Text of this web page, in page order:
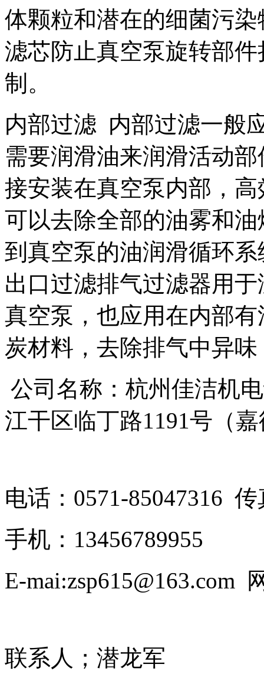
体颗粒和潜在的细菌污
滤芯防止真空泵旋转部
制。
内部过滤 内部过滤一般
需要润滑油来润滑活动
接安装在真空泵内部，
可以去除全部的油雾和
到真空泵的油润滑循环
出口过滤排气过滤器用
真空泵，也应用在内部
炭材料，去除排气中异
公司名称：杭州佳洁机
江干区临丁路1191号（
电话：0571-85047316 传
手机：13456789955
E-mai:zsp615@163.com
联系人；潜龙军